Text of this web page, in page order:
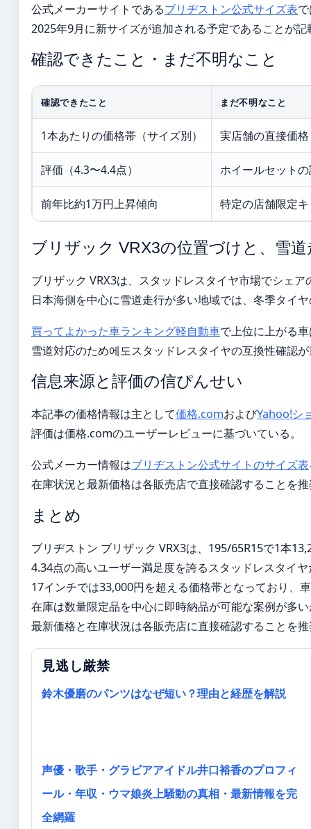
公式メーカーサイトであるブリヂストン公式サイズ表
2025年9月に新サイズが追加される予定であることが
確認できたこと・まだ不明なこと
確認できたこと まだ不明なこと
1本あたりの価格帯（サイズ別） 実店舗の直接価
評価（4.3〜4.4点） ホイールセット
前年比約1万円上昇傾向 特定の店舗限定
ブリザック VRX3の位置づけと、雪
ブリザック VRX3は、スタッドレスタイヤ市場でシェ
日本海側を中心に雪道走行が多い地域では、冬季タイ
買ってよかった車ランキング軽自動車で上位に上がる
雪道対応のため에도スタッドレスタイヤの互換性確認
信息来源と評価の信ぴんせい
本記事の価格情報は主として価格.comおよびYahoo!シ
評価は価格.comのユーザーレビューに基づいている。
公式メーカー情報はブリヂストン公式サイトのサイズ表
在庫状況と最新価格は各販売店で直接確認することを
まとめ
ブリヂストン ブリザック VRX3は、195/65R15で1本
4.34点の高いユーザー満足度を誇るスタッドレスタイ
17インチでは33,000円を超える価格帯となっており、
在庫は数量限定品を中心に即時納品が可能な案例が多
最新価格と在庫状況は各販売店に直接確認することを
見逃し厳禁
鈴木優磨のパンツはなぜ短い？理由と経歴を解説
声優・歌手・グラビアアイドル井口裕香のプロフィ
ール・年収・ウマ娘炎上騒動の真相・最新情報を完
全網羅